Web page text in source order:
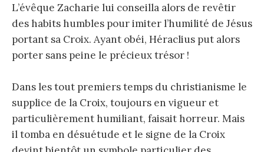
L’évêque Zacharie lui conseilla alors de revêtir
des habits humbles pour imiter l’humilité de Jésus
portant sa Croix. Ayant obéi, Héraclius put alors
porter sans peine le précieux trésor !
Dans les tout premiers temps du christianisme le
supplice de la Croix, toujours en vigueur et
particulièrement humiliant, faisait horreur. Mais
il tomba en désuétude et le signe de la Croix